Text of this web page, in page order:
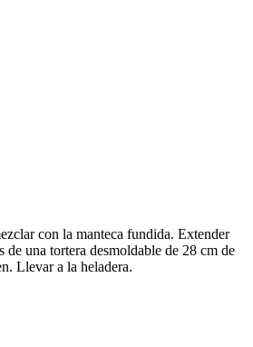
con la manteca fundida. Extender
de una tortera desmoldable de 28 cm de
Llevar a la heladera.